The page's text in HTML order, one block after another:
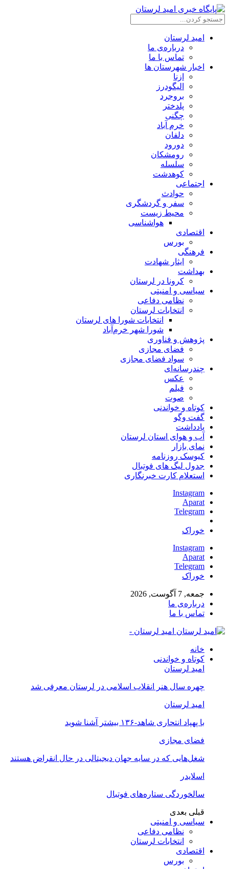
امید لرستان
درباره‌ی ما
تماس با ما
اخبار شهرستان ها
ازنا
الیگودرز
بروجرد
پلدختر
چگنی
خرم آباد
دلفان
دورود
رومشکان
سلسله
کوهدشت
اجتماعی
حوادث
سفر و گردشگری
محیط زیست
هواشناسی
اقتصادی
بورس
فرهنگی
ایثار شهادت
بهداشت
کرونا در لرستان
سیاسی و امنیتی
نظامی دفاعی
انتخابات لرستان
انتخابات شورا های لرستان
شورا شهر خرم‌آباد
پژوهش و فناوری
فضای مجازی
سواد فضای مجازی
چندرسانه‌ای
عكس
فیلم
صوت
کوتاه و خواندنی
گفت وگو
یادداشت
آب و هوای استان لرستان
نمای بازار
کیوسک روزنامه
جدول لیگ های فوتبال
استعلام کارت خبرنگاری
Instagram
Aparat
Telegram
خوراک
Instagram
Aparat
Telegram
خوراک
جمعه, 7 آگوست, 2026
درباره‌ی ما
تماس با ما
امید لرستان -
خانه
کوتاه و خواندنی
امید لرستان
چهره سال هنر انقلاب اسلامی در لرستان معرفی شد
امید لرستان
با پهپاد انتحاری شاهد-۱۳۶ بیشتر آشنا شوید
فضای مجازی
شغل‌‌هایی که در سایه جهان دیجیتالی در حال انقراض هستند
اسلایدر
سالخوردگی ستاره‌های فوتبال
قبلی بعدی
سیاسی و امنیتی
نظامی دفاعی
انتخابات لرستان
اقتصادی
بورس